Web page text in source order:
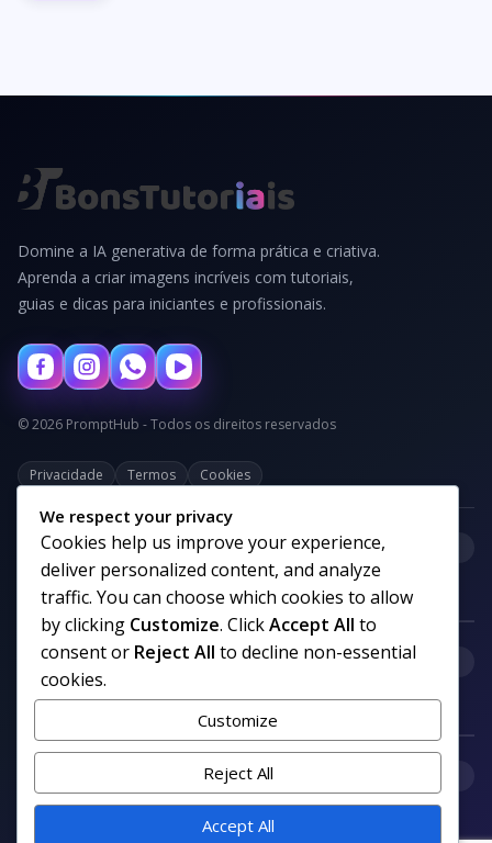
Domine a IA generativa de forma prática e criativa.
Aprenda a criar imagens incríveis com tutoriais,
guias e dicas para iniciantes e profissionais.
© 2026 PromptHub - Todos os direitos reservados
Privacidade Termos Cookies
Categorias
Links uteis
We respect your privacy
Cookies help us improve your experience,
deliver personalized content, and analyze
traffic. You can choose which cookies to allow
by clicking Customize. ClickAccept All to
consent or Reject All to decline non-essential
cookies.
Customize
Reject All
Accept All